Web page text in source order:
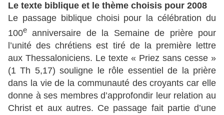
Le texte biblique et le thème choisis pour 2008
Le passage biblique choisi pour la célébration du
100e anniversaire de la Semaine de prière pour
l’unité des chrétiens est tiré de la première lettre
aux Thessaloniciens. Le texte « Priez sans cesse »
(1 Th 5,17) souligne le rôle essentiel de la prière
dans la vie de la communauté des croyants car elle
donne à ses membres d’approfondir leur relation au
Christ et aux autres. Ce passage fait partie d’une